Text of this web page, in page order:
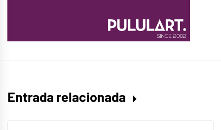
Entrada relacionada